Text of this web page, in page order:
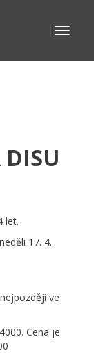
let.
17. 4.
ve
Cena je